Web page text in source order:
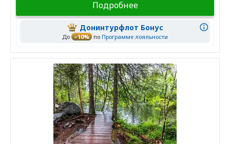
Подробнее
Донинтурфлот Бонус
До –10% по Программе лояльности